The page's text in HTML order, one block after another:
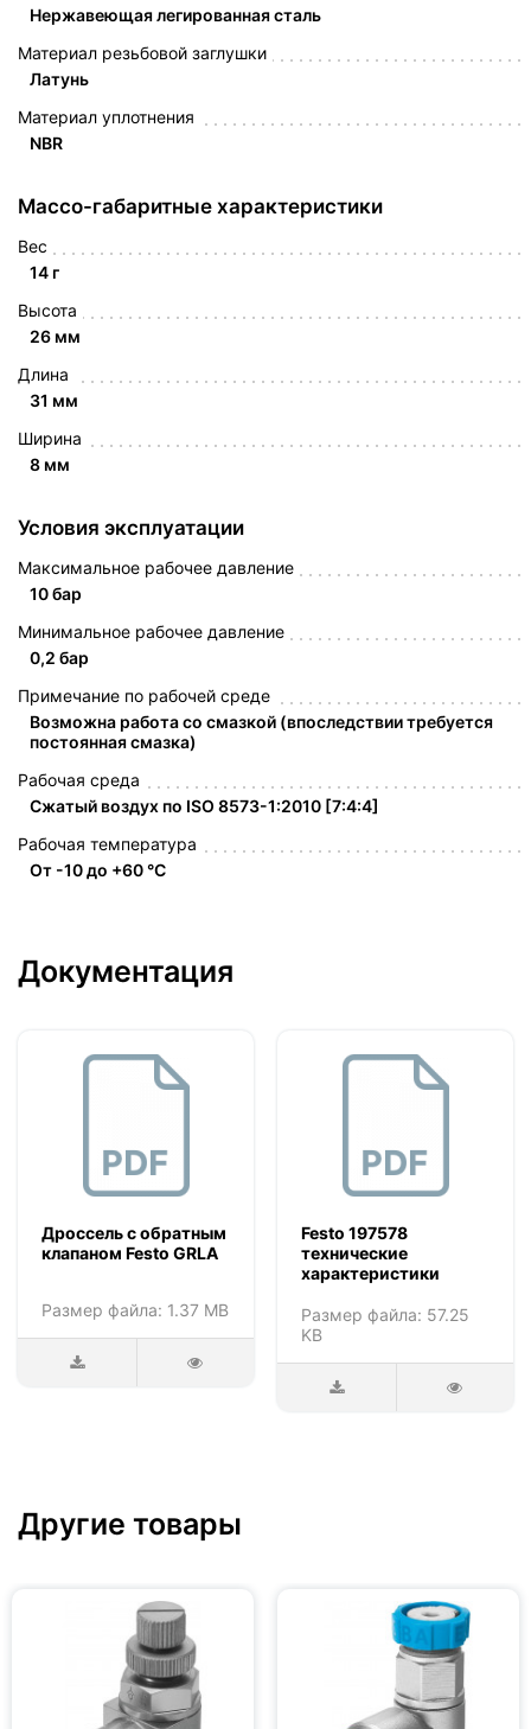
Нержавеющая легированная сталь
Материал резьбовой заглушки
Латунь
Материал уплотнения
NBR
Массо-габаритные характеристики
Вес
14 г
Высота
26 мм
Длина
31 мм
Ширина
8 мм
Условия эксплуатации
Максимальное рабочее давление
10 бар
Минимальное рабочее давление
0,2 бар
Примечание по рабочей среде
Возможна работа со смазкой (впоследствии требуется
постоянная смазка)
Рабочая среда
Сжатый воздух по ISO 8573-1:2010 [7:4:4]
Рабочая температура
От -10 до +60 °C
Документация
Дроссель с обратным
клапаном Festo GRLA
Размер файла: 1.37 MB
Festo 197578
технические
характеристики
Размер файла: 57.25
KB
Другие товары